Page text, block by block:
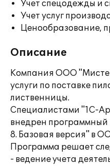
Учет спецодежды и
Учет услуг
Ценообразование,
Описание
Компания ООО
услуги по поставке
лиственницы.
Специалистами "1С-
внедрен программный
8. Базовая версия" в
Программа решает
- ведение учета